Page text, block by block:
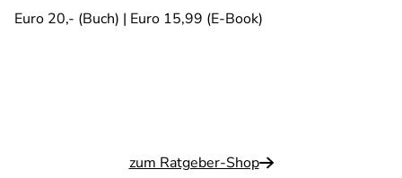
Euro 20,- (Buch) | Euro 15,99 (E-Book)
zum Ratgeber-Shop